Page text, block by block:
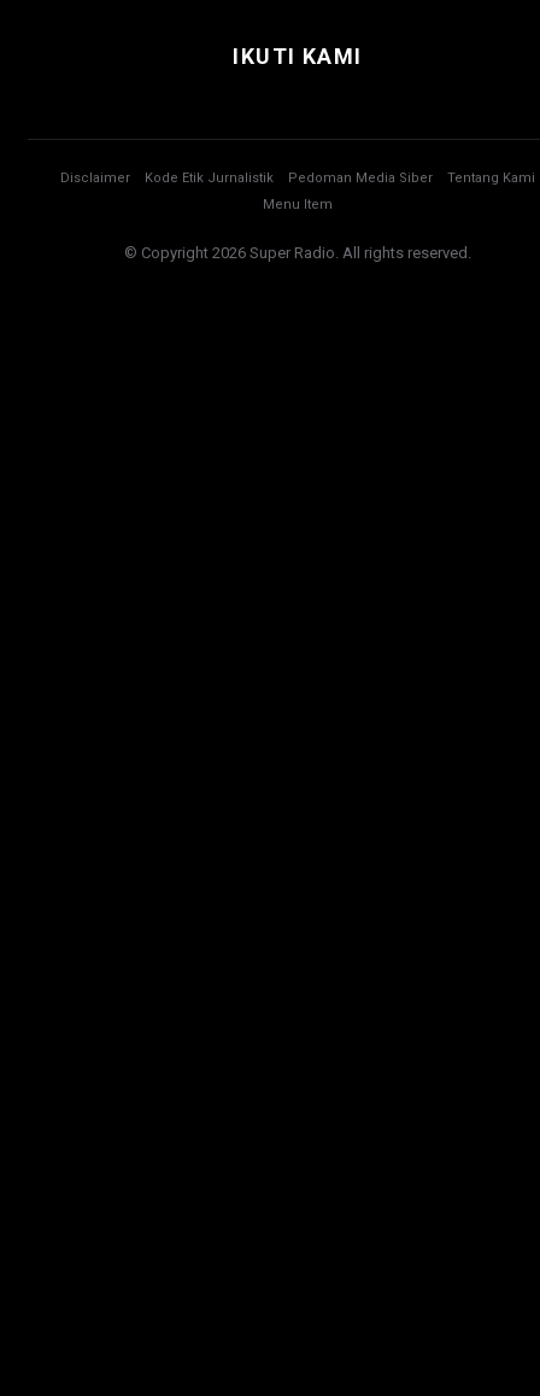
IKUTI KAMI
Disclaimer Kode Etik Jurnalistik Pedoman Media Siber
Tentang Kami
Menu Item
© Copyright 2026 Super Radio. All rights reserved.